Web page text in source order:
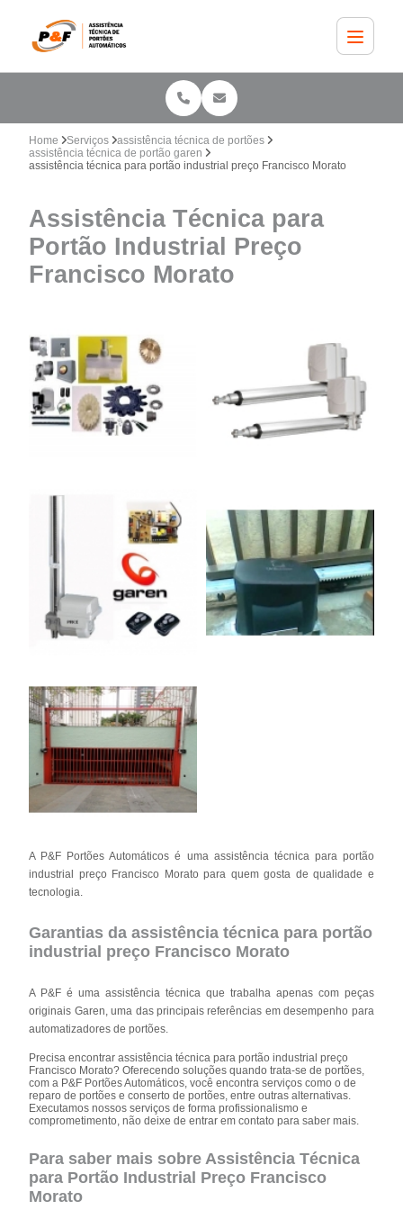
Home Serviços
assistência técnica de portões
assistência técnica de portão garen
assistência técnica para portão industrial preço Francisco Morato
Assistência Técnica para
Portão Industrial Preço
Francisco Morato
A P&F Portões Automáticos é uma assistência técnica para portão
industrial preço Francisco Morato para quem gosta de qualidade e
tecnologia.
Garantias da assistência técnica para portão
industrial preço Francisco Morato
A P&F é uma assistência técnica que trabalha apenas com peças
originais Garen, uma das principais referências em desempenho para
automatizadores de portões.
Precisa encontrar assistência técnica para portão industrial preço
Francisco Morato? Oferecendo soluções quando trata-se de portões,
com a P&F Portões Automáticos, você encontra serviços como o de
reparo de portões e conserto de portões, entre outras alternativas.
Executamos nossos serviços de forma profissionalismo e
comprometimento, não deixe de entrar em contato para saber mais.
Para saber mais sobre Assistência Técnica
para Portão Industrial Preço Francisco
Morato